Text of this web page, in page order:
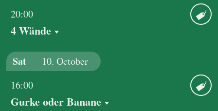
20:00
4 Wände
Sat 10. October
16:00
Gurke oder Banane